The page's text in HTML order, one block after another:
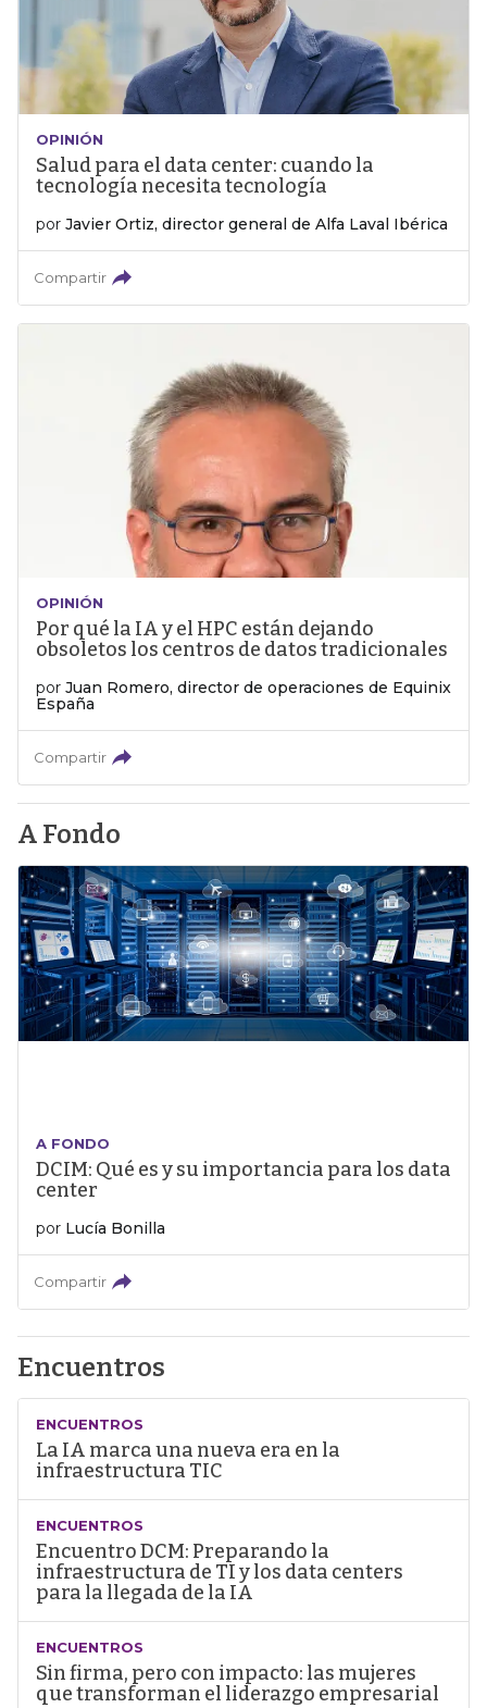
OPINIÓN
Salud para el data center: cuando la
tecnología necesita tecnología
por Javier Ortiz, director general de Alfa Laval Ibérica
Compartir
OPINIÓN
Por qué la IA y el HPC están dejando
obsoletos los centros de datos tradicionales
por Juan Romero, director de operaciones de Equinix
España
Compartir
A Fondo
A FONDO
DCIM: Qué es y su importancia para los data
center
por Lucía Bonilla
Compartir
Encuentros
ENCUENTROS
La IA marca una nueva era en la
infraestructura TIC
ENCUENTROS
Encuentro DCM: Preparando la
infraestructura de TI y los data centers
para la llegada de la IA
ENCUENTROS
Sin firma, pero con impacto: las mujeres
que transforman el liderazgo empresarial